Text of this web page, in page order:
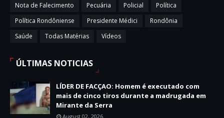
Nota de Falecimento
Pecuária Policial
Política
Política Rondôniense
Presidente Médici
Rondônia
Saúde
Todas Matérias Vídeos
ÚLTIMAS NOTICIAS
LÍDER DE FACÇAO: Homem é executado com
mais de cinco tiros durante a madrugada em
Mirante da Serra
August 02, 2026